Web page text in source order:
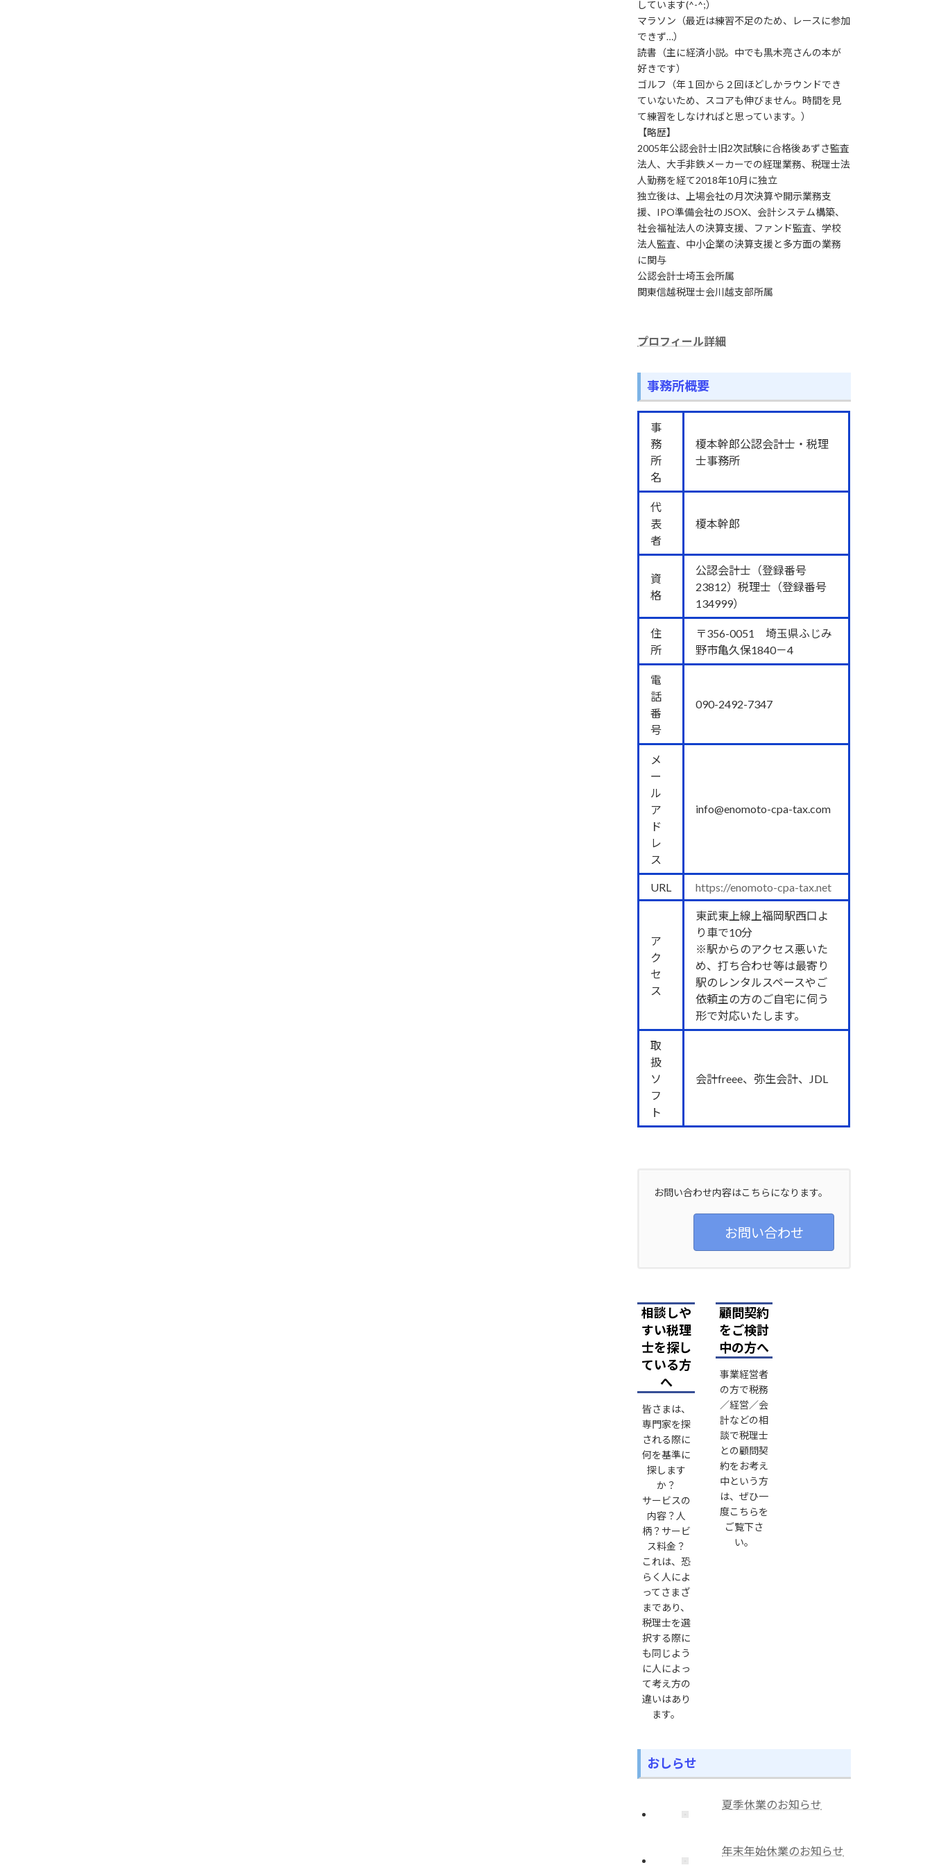
しています(^-^;）
マラソン（最近は練習不足のため、レースに参加
できず…）
読書（主に経済小説。中でも黒木亮さんの本が
好きです）
ゴルフ（年１回から２回ほどしかラウンドでき
ていないため、スコアも伸びません。時間を見
て練習をしなければと思っています。）
【略歴】
2005年公認会計士旧2次試験に合格後あずさ監査
法人、大手非鉄メーカーでの経理業務、税理士法
人勤務を経て2018年10月に独立
独立後は、上場会社の月次決算や開示業務支
援、IPO準備会社のJSOX、会計システム構築、
社会福祉法人の決算支援、ファンド監査、学校
法人監査、中小企業の決算支援と多方面の業務
に関与
公認会計士埼玉会所属
関東信越税理士会川越支部所属
プロフィール詳細
事務所概要
事
務
所
名
榎本幹郎公認会計士・税理
士事務所
代
表
者
榎本幹郎
資
格
公認会計士（登録番号
23812）税理士（登録番号
134999）
住
所
〒356-0051 埼玉県ふじみ
野市亀久保1840－4
電
話
番
号
090-2492-7347
メ
ー
ル
ア
ド
レ
ス
info@enomoto-cpa-tax.com
URL https://enomoto-cpa-tax.net
ア
ク
セ
ス
東武東上線上福岡駅西口よ
り車で10分
※駅からのアクセス悪いた
め、打ち合わせ等は最寄り
駅のレンタルスペースやご
依頼主の方のご自宅に伺う
形で対応いたします。
取
扱
ソ
フ
ト
会計freee、弥生会計、JDL
お問い合わせ内容はこちらになります。
お問い合わせ
相談しや
すい税理
士を探し
ている方
へ
皆さまは、
専門家を探
される際に
何を基準に
探します
か？
サービスの
内容？人
柄？サービ
ス料金？
これは、恐
らく人によ
ってさまざ
まであり、
税理士を選
択する際に
も同じよう
に人によっ
て考え方の
違いはあり
ます。
顧問契約
をご検討
中の方へ
事業経営者
の方で税務
／経営／会
計などの相
談で税理士
との顧問契
約をお考え
中という方
は、ぜひ一
度こちらを
ご覧下さ
い。
おしらせ
夏季休業のお知らせ
年末年始休業のお知らせ